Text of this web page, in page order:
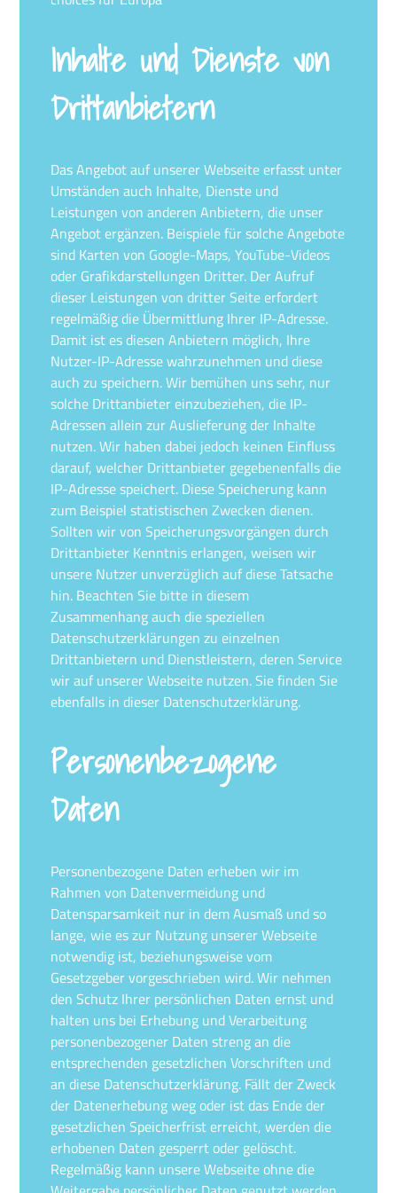
Inhalte und Dienste von
Drittanbietern
Das Angebot auf unserer Webseite erfasst unter
Umständen auch Inhalte, Dienste und
Leistungen von anderen Anbietern, die unser
Angebot ergänzen. Beispiele für solche Angebote
sind Karten von Google-Maps, YouTube-Videos
oder Grafikdarstellungen Dritter. Der Aufruf
dieser Leistungen von dritter Seite erfordert
regelmäßig die Übermittlung Ihrer IP-Adresse.
Damit ist es diesen Anbietern möglich, Ihre
Nutzer-IP-Adresse wahrzunehmen und diese
auch zu speichern. Wir bemühen uns sehr, nur
solche Drittanbieter einzubeziehen, die IP-
Adressen allein zur Auslieferung der Inhalte
nutzen. Wir haben dabei jedoch keinen Einfluss
darauf, welcher Drittanbieter gegebenenfalls die
IP-Adresse speichert. Diese Speicherung kann
zum Beispiel statistischen Zwecken dienen.
Sollten wir von Speicherungsvorgängen durch
Drittanbieter Kenntnis erlangen, weisen wir
unsere Nutzer unverzüglich auf diese Tatsache
hin. Beachten Sie bitte in diesem
Zusammenhang auch die speziellen
Datenschutzerklärungen zu einzelnen
Drittanbietern und Dienstleistern, deren Service
wir auf unserer Webseite nutzen. Sie finden Sie
ebenfalls in dieser Datenschutzerklärung.
Personenbezogene
Daten
Personenbezogene Daten erheben wir im
Rahmen von Datenvermeidung und
Datensparsamkeit nur in dem Ausmaß und so
lange, wie es zur Nutzung unserer Webseite
notwendig ist, beziehungsweise vom
Gesetzgeber vorgeschrieben wird. Wir nehmen
den Schutz Ihrer persönlichen Daten ernst und
halten uns bei Erhebung und Verarbeitung
personenbezogener Daten streng an die
entsprechenden gesetzlichen Vorschriften und
an diese Datenschutzerklärung. Fällt der Zweck
der Datenerhebung weg oder ist das Ende der
gesetzlichen Speicherfrist erreicht, werden die
erhobenen Daten gesperrt oder gelöscht.
Regelmäßig kann unsere Webseite ohne die